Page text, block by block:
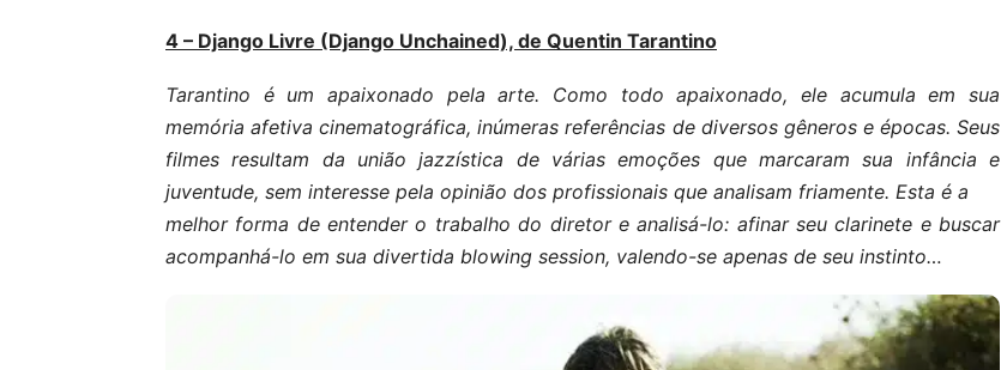
4 – Django Livre (Django Unchained), de Quentin Tarantino
Tarantino é um apaixonado pela arte. Como todo apaixonado, ele acumula em sua
memória afetiva cinematográfica, inúmeras referências de diversos gêneros e épocas. Seus
filmes resultam da união jazzística de várias emoções que marcaram sua infância e
juventude, sem interesse pela opinião dos profissionais que analisam friamente. Esta é a
melhor forma de entender o trabalho do diretor e analisá-lo: afinar seu clarinete e buscar
acompanhá-lo em sua divertida blowing session, valendo-se apenas de seu instinto…